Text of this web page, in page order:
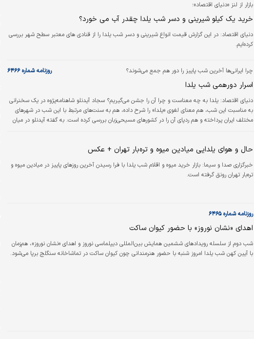
بازار از لنز «دنیای اقتصاد»؛
خرید یک کیلو شیرینی و دسر شب یلدا چقدر آب می خورد؟
دنیای اقتصاد: در این گزارش قیمت انواع شیرینی و دسر شب یلدا را از قنادی های معتبر سطح شهر بررسی
کرده‌ایم.
چرا ایرانی‌ها آخرین شب پاییز را دور هم جمع می‌شوند؟ روزنامه شماره ۶۴۶۶
اسرار دورهمی شب یلدا
دنیای اقتصاد: یلدا به چه معناست و چرا آن را جشن می‌گیریم؟ سجاد آیدنلو شاهنامه‌پژوه در یک سخنرانی
به مناسبت این شب‌، هم معنای لغوی «یلدا» را شرح داده، هم به سنت‌های مرتبط با این شب در شهرهای
مختلف ایران پرداخته و هم ردپای آن را در کشورهای مسیحی‌زبان بررسی کرده است. به گفته آیدنلو در میان
حال و هوای یلدایی میادین میوه و تره‌بار تهران + عکس
خبرگزاری صدا و سیما: بازار خرید میوه و اقلام شب یلدا با فرا رسیدن آخرین روز‌های پاییز در میادین میوه و
تره‌بار تهران رونق گرفته است.
روزنامه شماره ۶۴۶۵
اهدای «نشان نوروز» با حضور کیوان ساکت
شب دوم از سلسله رویدادهای ششمین همایش بین‌المللی دیپلماسی نوروز و اهدای «نشان نوروز»، هم‌زمان
با آیین کهن شب یلدا امروز شنبه با حضور هنرمندانی چون کیوان ساکت در تماشاخانه سنگلج برپا می‌شود.